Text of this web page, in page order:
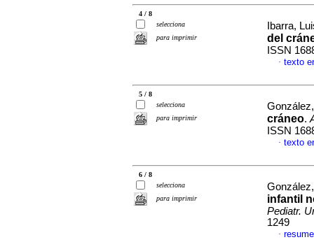
4 / 8
selecciona
para imprimir
Ibarra,
del
ISSN
· texto
5 / 8
selecciona
para imprimir
cráneo.
ISSN
· texto
6 / 8
selecciona
para imprimir
infantil
Pediatr.
1249
·